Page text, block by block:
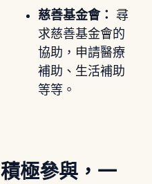
慈善基金會： 尋
求慈善基金會的
協助，申請醫療
補助、生活補助
等等。
積極參與，一